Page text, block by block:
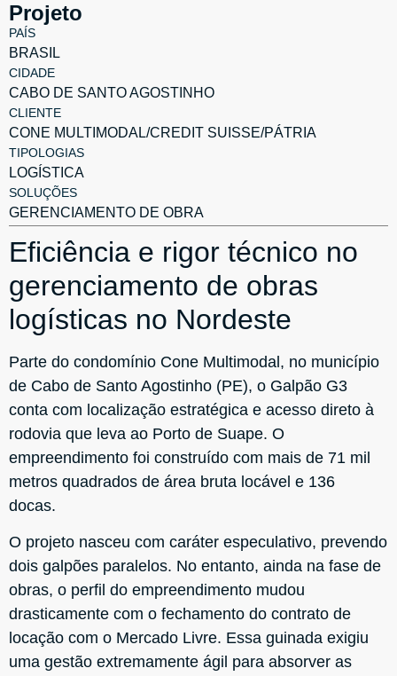
Projeto
PAÍS
BRASIL
CIDADE
CABO DE SANTO AGOSTINHO
CLIENTE
CONE MULTIMODAL/CREDIT SUISSE/PÁTRIA
TIPOLOGIAS
LOGÍSTICA
SOLUÇÕES
GERENCIAMENTO DE OBRA
Eficiência e rigor técnico no
gerenciamento de obras
logísticas no Nordeste
Parte do condomínio Cone Multimodal, no município
de Cabo de Santo Agostinho (PE), o Galpão G3
conta com localização estratégica e acesso direto à
rodovia que leva ao Porto de Suape. O
empreendimento foi construído com mais de 71 mil
metros quadrados de área bruta locável e 136
docas.
O projeto nasceu com caráter especulativo, prevendo
dois galpões paralelos. No entanto, ainda na fase de
obras, o perfil do empreendimento mudou
drasticamente com o fechamento do contrato de
locação com o Mercado Livre. Essa guinada exigiu
uma gestão extremamente ágil para absorver as